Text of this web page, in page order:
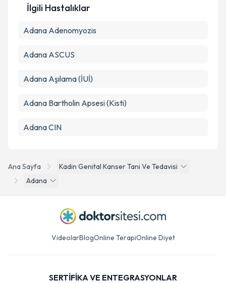
Ana Sayfa
Kadin Genital Kanser Tani Ve Tedavisi
Adana
İlgili Hastalıklar
Adana Adenomyozis
Adana ASCUS
Adana Aşılama (İUİ)
Adana Bartholin Apsesi (Kisti)
Adana CIN
VideolarBlogOnline TerapiOnline Diyet
SERTİFİKA VE ENTEGRASYONLAR